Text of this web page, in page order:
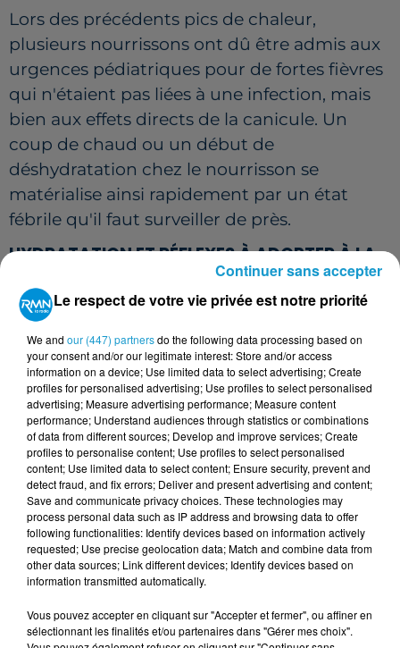
Lors des précédents pics de chaleur,
plusieurs nourrissons ont dû être admis aux
urgences pédiatriques pour de fortes fièvres
qui n'étaient pas liées à une infection, mais
bien aux effets directs de la canicule. Un
coup de chaud ou un début de
déshydratation chez le nourrisson se
matérialise ainsi rapidement par un état
fébrile qu'il faut surveiller de près.
HYDRATATION ET RÉFLEXES À ADOPTER À LA
Pour traverser ces épisodes sans risque,
l'alimentation et l'hydratation doivent être
adaptées selon le mode de nutrition de
l'enfant. Pour les bébés allaités, il est conseillé
d’observer attentivement le comportement
de l'enfant et de lui proposer le sein dès qu'il
manifeste l'envie de téter. Les tétées doivent
être beaucoup plus fréquentes et se faire à
volonté, ce qui peut représenter jusqu'à
douze à quinze prises par jour.
Dans ce cas de figure, l'apport de biberons
allaitantes doivent, elles aussi, boire
Le respect de votre vie privée est notre priorité
We and our (447) partnersdo the following data processing based on
your consent and/or our legitimate interest: Store and/or access
information on a device; Use limited data to select advertising; Create
profiles for personalised advertising; Use profiles to select personalised
advertising; Measure advertising performance; Measure content
performance; Understand audiences through statistics or combinations
of data from different sources; Develop and improve services; Create
profiles to personalise content; Use profiles to select personalised
content; Use limited data to select content; Ensure security, prevent and
detect fraud, and fix errors; Deliver and present advertising and content;
Save and communicate privacy choices. These technologies may
process personal data such as IP address and browsing data to offer
following functionalities: Identify devices based on information actively
requested; Use precise geolocation data; Match and combine data from
other data sources; Link different devices; Identify devices based on
information transmitted automatically.
Vous pouvez accepter en cliquant sur "Accepter et fermer", ou affiner en
sélectionnant les finalités et/ou partenaires dans "Gérer mes choix".
Continuer sans accepter